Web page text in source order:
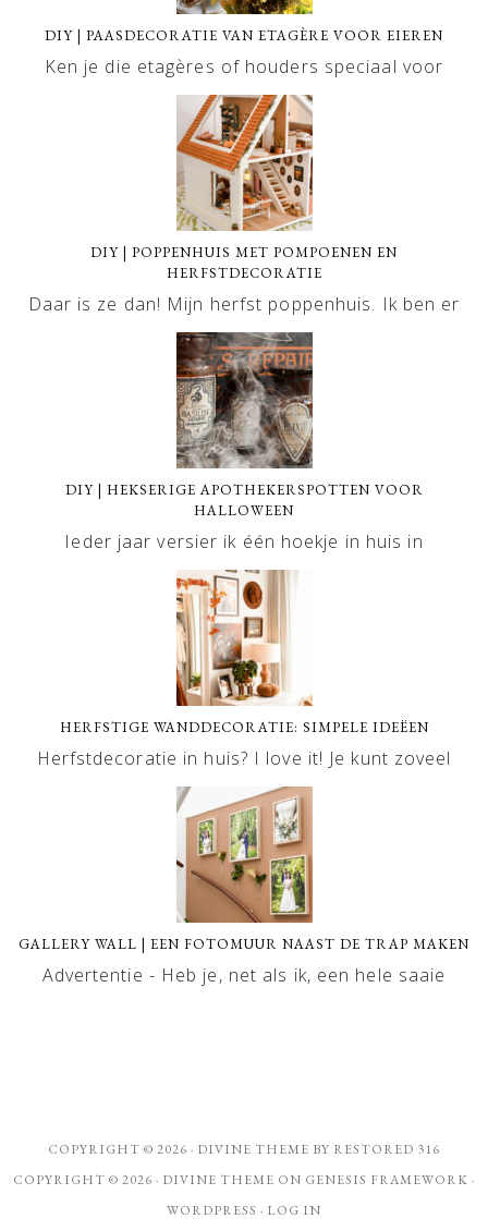
DIY | PAASDECORATIE VAN ETAGÈRE VOOR EIEREN
Ken je die etagères of houders speciaal voor
DIY | POPPENHUIS MET POMPOENEN EN
HERFSTDECORATIE
Daar is ze dan! Mijn herfst poppenhuis. Ik ben er
DIY | HEKSERIGE APOTHEKERSPOTTEN VOOR
HALLOWEEN
Ieder jaar versier ik één hoekje in huis in
HERFSTIGE WANDDECORATIE: SIMPELE IDEËEN
Herfstdecoratie in huis? I love it! Je kunt zoveel
GALLERY WALL | EEN FOTOMUUR NAAST DE TRAP MAKEN
Advertentie - Heb je, net als ik, een hele saaie
COPYRIGHT © 2026 · DIVINE THEME BY RESTORED 316
COPYRIGHT © 2026 · DIVINE THEME ON GENESIS FRAMEWORK ·
WORDPRESS · LOG IN